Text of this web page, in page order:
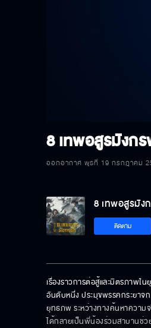
8 เทพอสูรมังก
ออกอากาศ พุธที่ 19 กรกฎาคม
8 เทพอสูรมัง
ติดตาม
เรื่องราวการต่อสู้และมิตรภาพใ
อันดับหนึ่ง ประมุขพรรคกระยาจก
ยุทธภพ ระหว่างทางค้นหาความจ
ได้กลายเป็นพี่น้องร่วมสาบานช่